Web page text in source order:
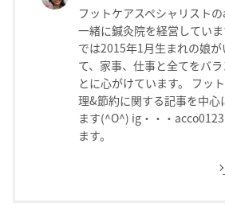
フットケアスペシャリスト
一緒に鍼灸院を経営してい
では2015年1月生まれの娘
て、家事、仕事と全てをバ
とに心がけています。 フッ
理&節約に関する記事を中心
ます(^O^) ig・・・
ます。